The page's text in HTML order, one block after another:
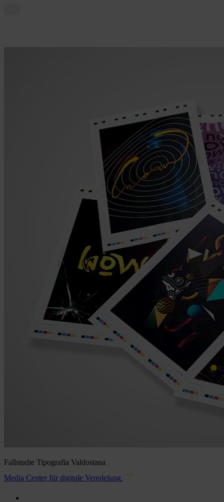
Fallstudie Tipografia Valdostana
Media Center für digitale Veredelung